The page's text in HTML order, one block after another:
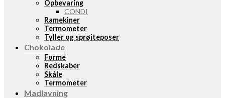
Opbevaring
CONDI
Ramekiner
Termometer
Tyller og sprøjteposer
Chokolade
Forme
Redskaber
Skåle
Termometer
Madlavning